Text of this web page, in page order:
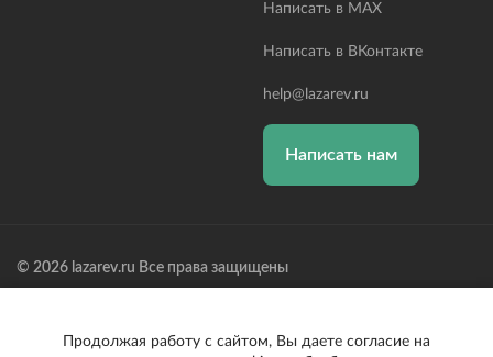
Написать в MAX
Написать в ВКонтакте
help@lazarev.ru
Написать нам
© 2026 lazarev.ru Все права защищены
Банк: ОАО "АЛЬФА-БАНК" БИК: 044525593, К/С:
Продолжая работу с сайтом, Вы даете согласие на